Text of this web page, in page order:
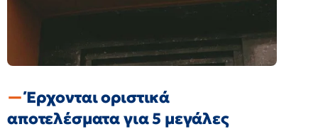
Έρχονται οριστικά
αποτελέσματα για 5 μεγάλες